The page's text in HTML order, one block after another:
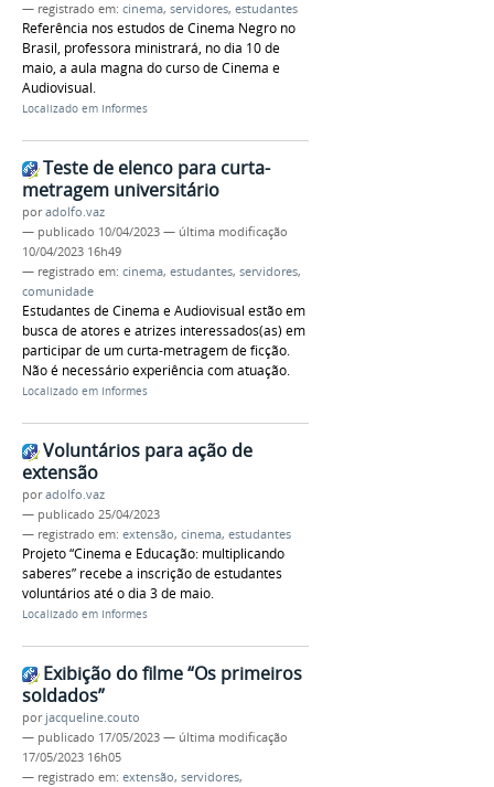
— registrado em: cinema, servidores, estudantes
Referência nos estudos de Cinema Negro no
Brasil, professora ministrará, no dia 10 de
maio, a aula magna do curso de Cinema e
Audiovisual.
Localizado em Informes
Teste de elenco para curta-
metragem universitário
poradolfo.vaz
— publicado 10/04/2023 — última modificação
10/04/2023 16h49
— registrado em: cinema, estudantes, servidores,
comunidade
Estudantes de Cinema e Audiovisual estão em
busca de atores e atrizes interessados(as) em
participar de um curta-metragem de ficção.
Não é necessário experiência com atuação.
Localizado em Informes
Voluntários para ação de
extensão
poradolfo.vaz
— publicado 25/04/2023
— registrado em: extensão, cinema, estudantes
Projeto “Cinema e Educação: multiplicando
saberes” recebe a inscrição de estudantes
voluntários até o dia 3 de maio.
Localizado em Informes
Exibição do filme “Os primeiros
soldados”
por jacqueline.couto
— publicado 17/05/2023 — última modificação
17/05/2023 16h05
— registrado em: extensão, servidores,